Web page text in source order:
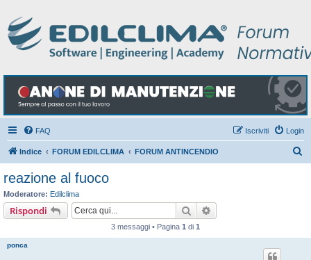
FAQ Login
Iscriviti
Indice FORUM EDILCLIMA FORUM ANTINCENDIO
reazione al fuoco
Moderatore: Edilclima
Rispondi Cerca
3 messaggi • Pagina 1 di 1
ponca